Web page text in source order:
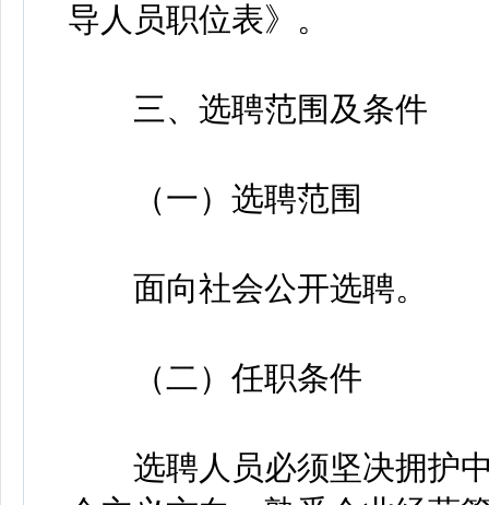
导人员职位表》。
三、选聘范围及条件
（一）选聘范围
面向社会公开选聘。
（二）任职条件
选聘人员必须坚决拥护中